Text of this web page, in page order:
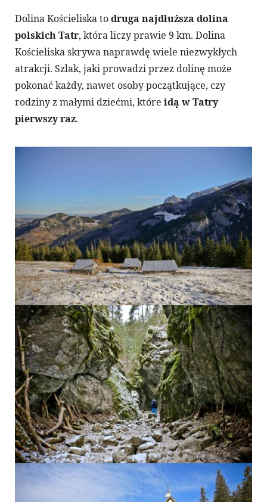
Dolina Kościeliska todruga najdłuższa dolina
polskich Tatr, która liczy prawie 9 km. Dolina
Kościeliska skrywa naprawdę wiele niezwykłych
atrakcji. Szlak, jaki prowadzi przez dolinę może
pokonać każdy, nawet osoby początkujące, czy
rodziny z małymi dziećmi, które idą w Tatry
pierwszy raz.